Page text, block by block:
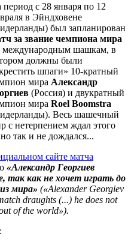
период с 28 января по 12
в Эйндховене
был запланирован
за звание чемпиона мира
международным шашкам, в
должны были
шпаги» 10-кратный
мира Александр
(Россия) и двукратный
мира Roel Boomstra
Весь шашечный
с нетерпением ждал этого
так и не дождался...
сайте матча
«Александр Георгиев
так как не хочет играть до
мира» («Alexander Georgiev
draughts (...) he does not
of the world»).